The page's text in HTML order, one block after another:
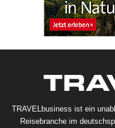
TRAVELbusiness ist ein
Reisebranche im